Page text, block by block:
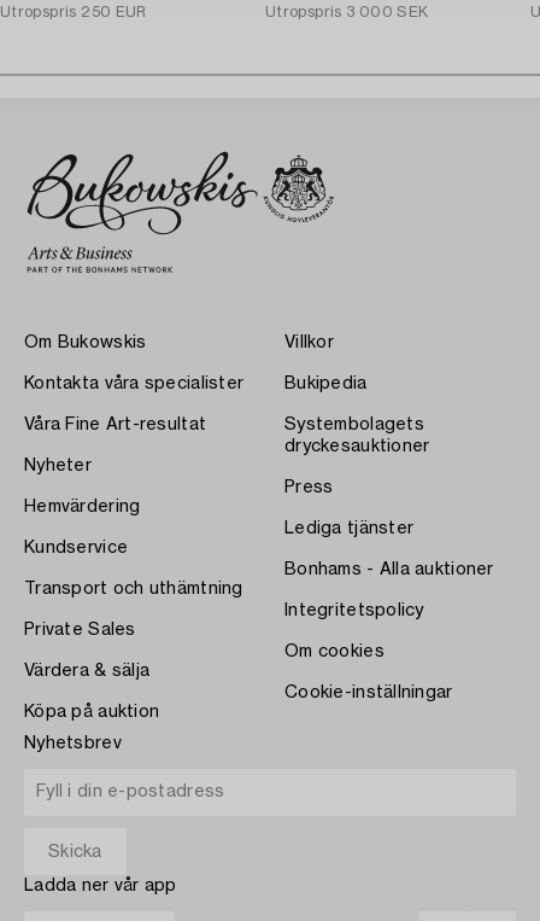
Utropspris 250 EUR
Utropspris 3 000 SEK
Om Bukowskis
Kontakta våra specialister
Våra Fine Art-resultat
Nyheter
Hemvärdering
Kundservice
Transport och uthämtning
Private Sales
Värdera & sälja
Köpa på auktion
Villkor
Bukipedia
Systembolagets
dryckesauktioner
Press
Lediga tjänster
Bonhams - Alla auktioner
Integritetspolicy
Om cookies
Cookie-inställningar
Nyhetsbrev
Ladda ner vår app